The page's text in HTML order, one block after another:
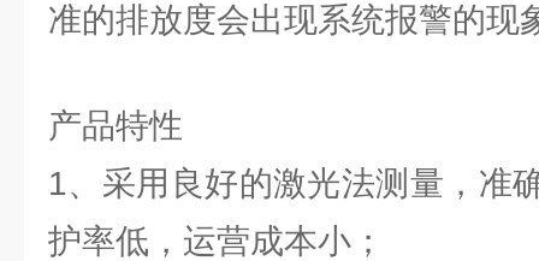
准的排放度会出现系统报警的现
产品特性
1、采用良好的激光法测量，准
护率低，运营成本小；